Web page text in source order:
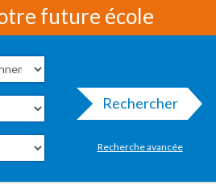
future école
Rechercher
Recherche avancée